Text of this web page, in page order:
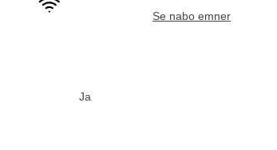
Ja
Se nabo emner